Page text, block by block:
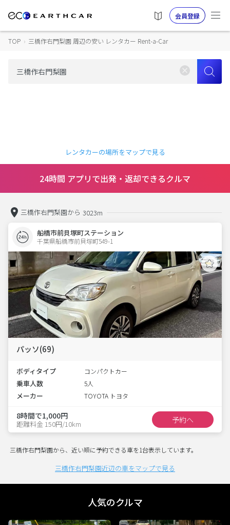
会員登録
TOP › 三橋作右門梨園 周辺の安い レンタカー Rent-a-Car
レンタカーの場所をマップで見る
24時間 アプリで出発・返却できるクルマ
三橋作右門梨園から 3023m
船橋市前貝塚町ステーション
千葉県船橋市前貝塚町549-1
パッソ(69)
ボディタイプ コンパクトカー
乗車人数 5人
メーカー TOYOTA トヨタ
8時間で1,000円
距離料金 150円/10km 予約へ
三橋作右門梨園から、近い順に予約できる車を1台表示しています。
三橋作右門梨園近辺の車をマップで見る
人気のクルマ